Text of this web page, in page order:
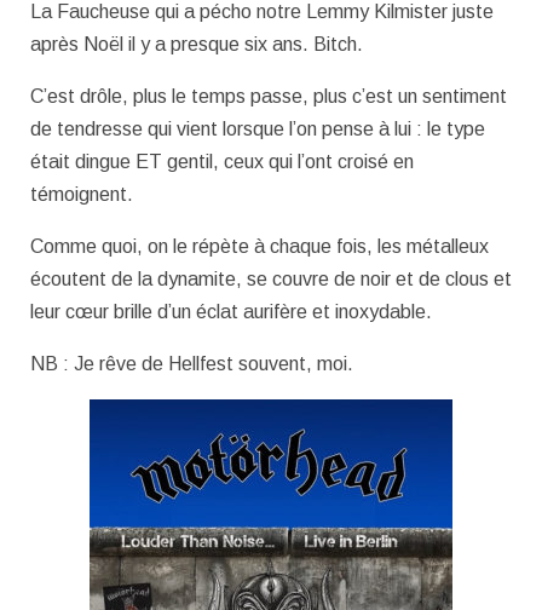
La Faucheuse qui a pécho notre Lemmy Kilmister juste
après Noël il y a presque six ans. Bitch.
C’est drôle, plus le temps passe, plus c’est un sentiment
de tendresse qui vient lorsque l’on pense à lui : le type
était dingue ET gentil, ceux qui l’ont croisé en
témoignent.
Comme quoi, on le répète à chaque fois, les métalleux
écoutent de la dynamite, se couvre de noir et de clous et
leur cœur brille d’un éclat aurifère et inoxydable.
NB : Je rêve de Hellfest souvent, moi.